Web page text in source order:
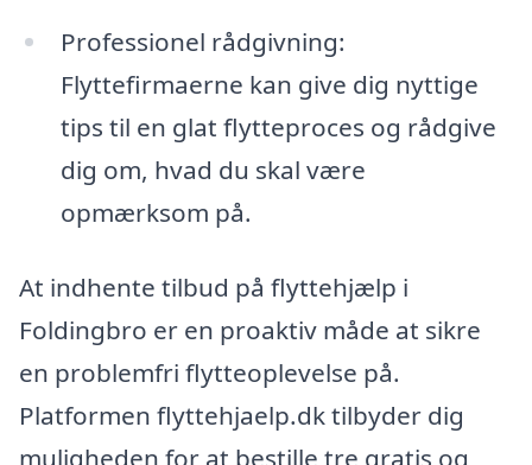
Professionel rådgivning:
Flyttefirmaerne kan give dig nyttige
tips til en glat flytteproces og rådgive
dig om, hvad du skal være
opmærksom på.
At indhente tilbud på flyttehjælp i
Foldingbro er en proaktiv måde at sikre
en problemfri flytteoplevelse på.
Platformen flyttehjaelp.dk tilbyder dig